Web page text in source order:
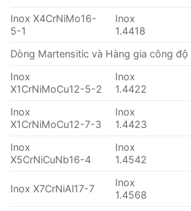
Inox X4CrNiMo16-
5-1
Inox
1.4418
Dòng Martensitic và Hàng gia công
Inox
X1CrNiMoCu12-5-2
Inox
1.4422
Inox
X1CrNiMoCu12-7-3
Inox
1.4423
Inox
X5CrNiCuNb16-4
Inox
1.4542
Inox X7CrNiAl17-7
Inox
1.4568